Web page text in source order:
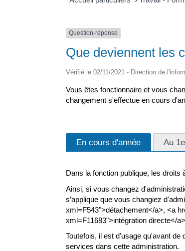
Question-réponse
Que deviennent les
Vérifié le 02/11/2021 - Direction de
Vous êtes fonctionnaire et vous
changement s'effectue en cours
En cours d'année Au
Dans la fonction publique, les
Ainsi, si vous changez
s’applique que vous changiez
xml=F543">détachement</a>, <a
xml=F11683">intégration directe</
Toutefois, il est d'usage qu'avant
services dans cette administration.